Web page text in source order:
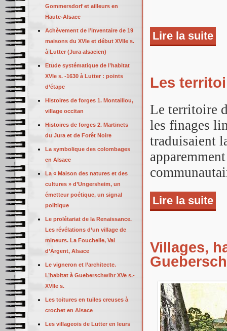
Lire la suite
Les
Le territoire
les finages
traduisaient
Lire la suite
Villages,
Gommersdorf et ailleurs en
Haute-Alsace
Achèvement de l’inventaire de 19
maisons du XVIe et début XVIIe s.
à Lutter (Jura alsacien)
Etude systématique de l’habitat
XVIe s. -1630 à Lutter : points
d’étape
Histoires de forges 1. Montaillou,
village occitan
Histoires de forges 2. Martinets
du Jura et de Forêt Noire
La symbolique des colombages
en Alsace
La « Maison des natures et des
cultures » d’Ungersheim, un
émetteur poétique, un signal
politique
Le prolétariat de la Renaissance.
Les révélations d’un village de
mineurs. La Fouchelle, Val
d’Argent, Alsace
Le vigneron et l’architecte.
L’habitat à Gueberschwihr XVe s.-
XVIIe s.
Les toitures en tuiles creuses à
crochet en Alsace
Les villageois de Lutter en leurs